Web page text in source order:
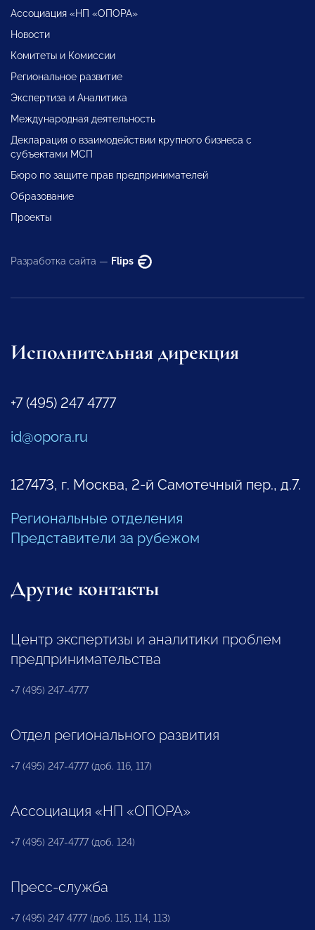
Ассоциация «НП «ОПОРА»
Новости
Комитеты и Комиссии
Региональное развитие
Экспертиза и Аналитика
Международная деятельность
Декларация о взаимодействии крупного бизнеса с
субъектами МСП
Бюро по защите прав предпринимателей
Образование
Проекты
Разработка сайта — Flips
Исполнительная дирекция
+7 (495) 247 4777
id@opora.ru
127473, г. Москва, 2-й Самотечный пер., д.7.
Региональные отделения
Представители за рубежом
Другие контакты
Центр экспертизы и аналитики проблем
предпринимательства
+7 (495) 247-4777
Отдел регионального развития
+7 (495) 247-4777 (доб. 116, 117)
Ассоциация «НП «ОПОРА»
+7 (495) 247-4777 (доб. 124)
Пресс-служба
+7 (495) 247 4777 (доб. 115, 114, 113)